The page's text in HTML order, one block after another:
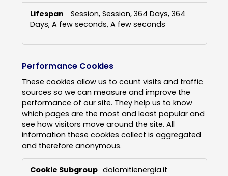
Session, Session, 364 Days, 364
Days, A few seconds, A few seconds
Performance Cookies
These cookies allow us to count visits and traffic
sources so we can measure and improve the
performance of our site. They help us to know
which pages are the most and least popular and
see how visitors move around the site. All
information these cookies collect is aggregated
and therefore anonymous.
Performance
dolomitienergia.it